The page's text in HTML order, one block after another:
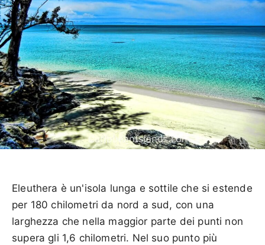
Eleuthera è un'isola lunga e sottile che si estende
per 180 chilometri da nord a sud, con una
larghezza che nella maggior parte dei punti non
supera gli 1,6 chilometri. Nel suo punto più